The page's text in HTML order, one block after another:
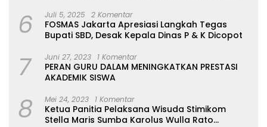
6 Juli 5, 2025 2 Komentar
FOSMAS Jakarta Apresiasi Langkah Tegas
Bupati SBD, Desak Kepala Dinas P & K Dicopot
7 Juni 27, 2023 1 Komentar
PERAN GURU DALAM MENINGKATKAN PRESTASI
AKADEMIK SISWA
8 Mei 24, 2023 1 Komentar
Ketua Panitia Pelaksana Wisuda Stimikom
Stella Maris Sumba Karolus Wulla Rato